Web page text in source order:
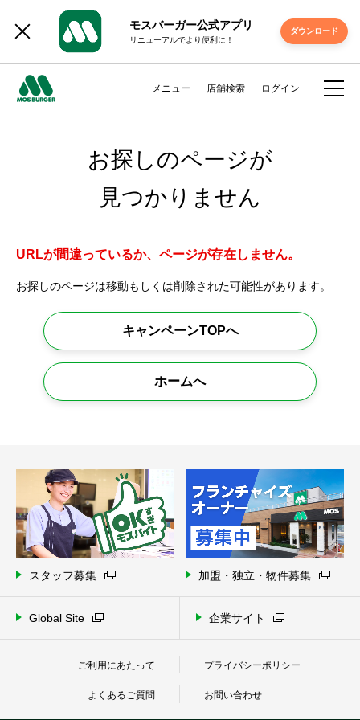
モスバーガー公式アプリ
リニューアルでより便利に！
ダウンロード
メニュー 店舗検索 ログイン
お探しのページが
見つかりません
URLが間違っているか、ページが存在しません。
お探しのページは移動もしくは削除された可能性があります。
キャンペーンTOPへ
ホームへ
スタッフ募集 加盟・独立・物件募集
Global Site 企業サイト
ご利用にあたって プライバシーポリシー
よくあるご質問 お問い合わせ